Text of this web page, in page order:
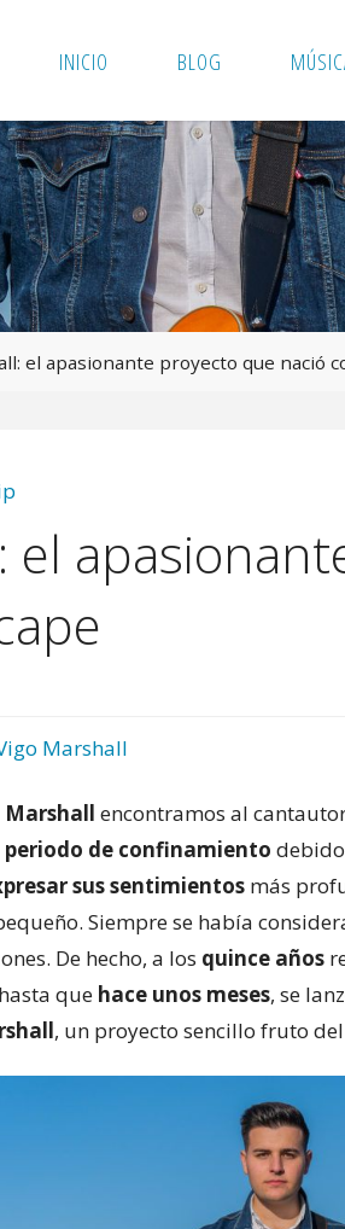
INICIO BLOG
el apasionante proyecto que nació
el
Marshall
Marshall encontramos al
periodo de confinamiento
sus sentimientos más
Siempre se había
De hecho, a los quince años
que hace unos meses, se
, un proyecto sencillo fruto